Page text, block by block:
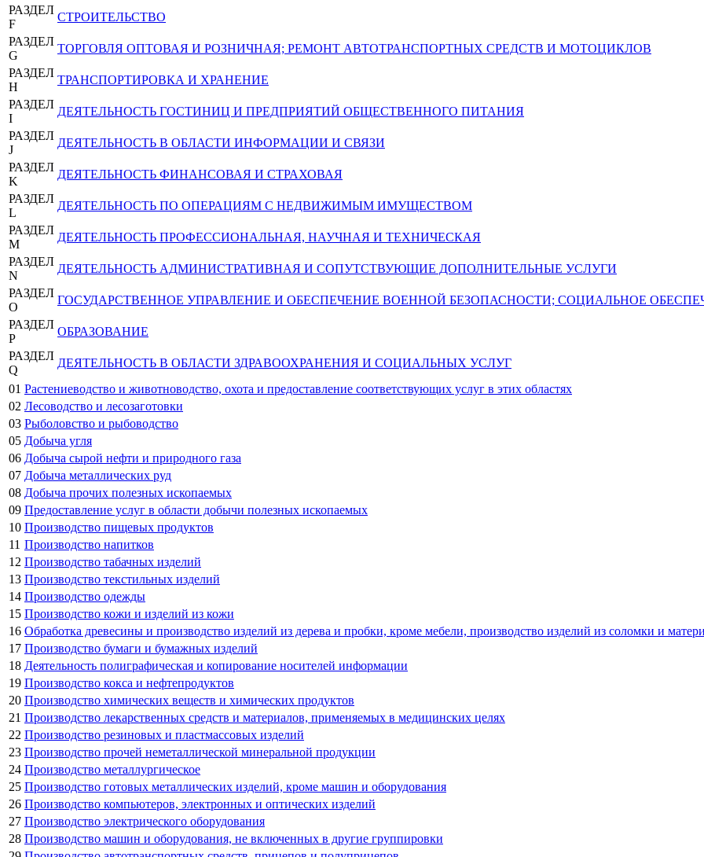
РАЗДЕЛ
F
СТРОИТЕЛЬСТВО
РАЗДЕЛ
G
ТОРГОВЛЯ ОПТОВАЯ И РОЗНИЧНАЯ; РЕМОНТ АВТОТРАНСПОРТНЫХ СРЕДСТВ И МОТОЦИКЛОВ
РАЗДЕЛ
H
ТРАНСПОРТИРОВКА И ХРАНЕНИЕ
РАЗДЕЛ
I
ДЕЯТЕЛЬНОСТЬ ГОСТИНИЦ И ПРЕДПРИЯТИЙ ОБЩЕСТВЕННОГО ПИТАНИЯ
РАЗДЕЛ
J
ДЕЯТЕЛЬНОСТЬ В ОБЛАСТИ ИНФОРМАЦИИ И СВЯЗИ
РАЗДЕЛ
K
ДЕЯТЕЛЬНОСТЬ ФИНАНСОВАЯ И СТРАХОВАЯ
РАЗДЕЛ
L
ДЕЯТЕЛЬНОСТЬ ПО ОПЕРАЦИЯМ С НЕДВИЖИМЫМ ИМУЩЕСТВОМ
РАЗДЕЛ
M
ДЕЯТЕЛЬНОСТЬ ПРОФЕССИОНАЛЬНАЯ, НАУЧНАЯ И ТЕХНИЧЕСКАЯ
РАЗДЕЛ
N
ДЕЯТЕЛЬНОСТЬ АДМИНИСТРАТИВНАЯ И СОПУТСТВУЮЩИЕ ДОПОЛНИТЕЛЬНЫЕ УСЛУГИ
РАЗДЕЛ
O
ГОСУДАРСТВЕННОЕ УПРАВЛЕНИЕ И ОБЕСПЕЧЕНИЕ ВОЕННОЙ БЕЗОПАСНОСТИ; СОЦИАЛЬНОЕ
РАЗДЕЛ
P
ОБРАЗОВАНИЕ
РАЗДЕЛ
Q
ДЕЯТЕЛЬНОСТЬ В ОБЛАСТИ ЗДРАВООХРАНЕНИЯ И СОЦИАЛЬНЫХ УСЛУГ
01 Растениеводство и животноводство, охота и предоставление соответствующих услуг в этих областях
02 Лесоводство и лесозаготовки
03 Рыболовство и рыбоводство
05 Добыча угля
06 Добыча сырой нефти и природного газа
07 Добыча металлических руд
08 Добыча прочих полезных ископаемых
09 Предоставление услуг в области добычи полезных ископаемых
10 Производство пищевых продуктов
11 Производство напитков
12 Производство табачных изделий
13 Производство текстильных изделий
14 Производство одежды
15 Производство кожи и изделий из кожи
16 Обработка древесины и производство изделий из дерева и пробки, кроме мебели, производство изделий из соломки и
17 Производство бумаги и бумажных изделий
18 Деятельность полиграфическая и копирование носителей информации
19 Производство кокса и нефтепродуктов
20 Производство химических веществ и химических продуктов
21 Производство лекарственных средств и материалов, применяемых в медицинских целях
22 Производство резиновых и пластмассовых изделий
23 Производство прочей неметаллической минеральной продукции
24 Производство металлургическое
25 Производство готовых металлических изделий, кроме машин и оборудования
26 Производство компьютеров, электронных и оптических изделий
27 Производство электрического оборудования
28 Производство машин и оборудования, не включенных в другие группировки